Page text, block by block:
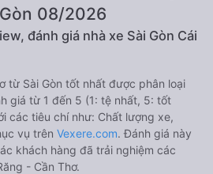
08/2026
đánh giá nhà xe Sài Gòn Cái
từ Sài Gòn tốt nhất được phân loại
giá từ 1 đến 5 (1: tệ nhất, 5: tốt
các tiêu chí như: Chất lượng xe,
vụ trên Vexere.com. Đánh giá này
khách hàng đã trải nghiệm các
- Cần Thơ.